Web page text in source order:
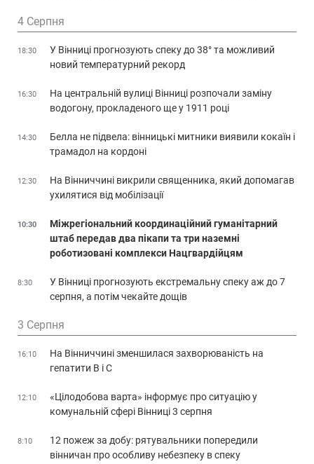
4 Серпня
18:30
У Вінниці прогнозують спеку до 38° та можливий
новий температурний рекорд
16:30
На центральній вулиці Вінниці розпочали заміну
водогону, прокладеного ще у 1911 році
14:30
Белла не підвела: вінницькі митники виявили кокаїн і
трамадол на кордоні
12:30
На Вінниччині викрили священника, який допомагав
ухилятися від мобілізації
10:30
Міжрегіональний координаційний гуманітарний
штаб передав два пікапи та три наземні
роботизовані комплекси Нацгвардійцям
8:30
У Вінниці прогнозують екстремальну спеку аж до 7
серпня, а потім чекайте дощів
3 Серпня
16:10
На Вінниччині зменшилася захворюваність на
гепатити В і С
12:10
«Цілодобова варта» інформує про ситуацію у
комунальній сфері Вінниці 3 серпня
8:10
12 пожеж за добу: рятувальники попередили
вінничан про особливу небезпеку в спеку